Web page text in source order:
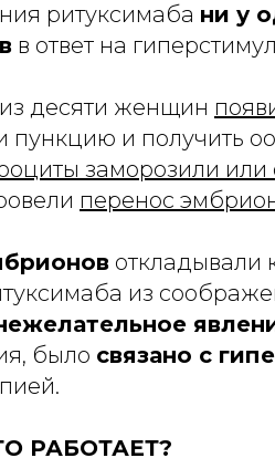
ритуксимаба ни у
в ответ на
десяти женщин
пункцию и получить
заморозили или
перенос
откладывали
из
было связано с
РАБОТАЕТ?